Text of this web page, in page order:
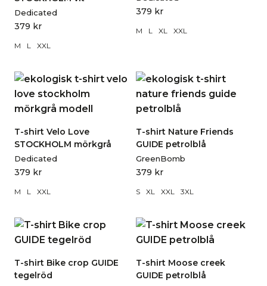
Dedicated
379 kr
M L XXL
379 kr
M L XL XXL
T-shirt Velo Love
STOCKHOLM mörkgrå
Dedicated
379 kr
M L XXL
T-shirt Nature Friends
GUIDE petrolblå
GreenBomb
379 kr
S XL XXL 3XL
T-shirt Bike crop GUIDE
tegelröd
T-shirt Moose creek
GUIDE petrolblå